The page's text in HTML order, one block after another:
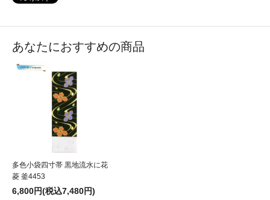
あなたにおすすめの商品
多色小袋四寸帯 黒地流水に花
菱 釜4453
6,800円(税込7,480円)